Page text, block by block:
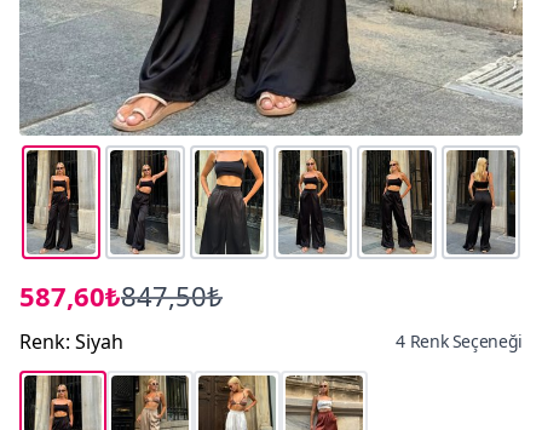
587,60₺847,50₺
Renk: Siyah 4 Renk Seçeneği